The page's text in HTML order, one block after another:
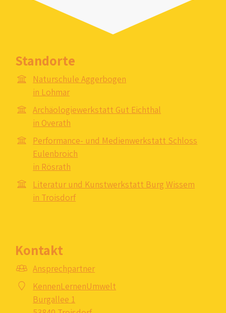
Standorte
Naturschule Aggerbogen
in Lohmar
Archäologiewerkstatt Gut Eichthal
in Overath
Performance- und Medienwerkstatt Schloss
Eulenbroich
in Rösrath
Literatur und Kunstwerkstatt Burg Wissem
in Troisdorf
Kontakt
Ansprechpartner
KennenLernenUmwelt
Burgallee 1